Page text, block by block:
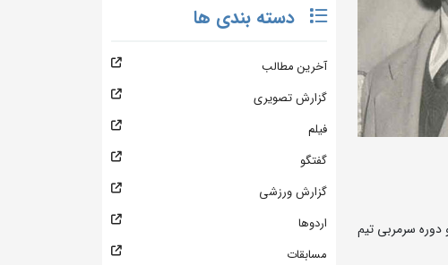
دوره سرمربی تیم
دسته بندی ها
آخرین مطالب
گزارش تصویری
فیلم
گفتگو
گزارش ورزشی
اردوها
مسابقات